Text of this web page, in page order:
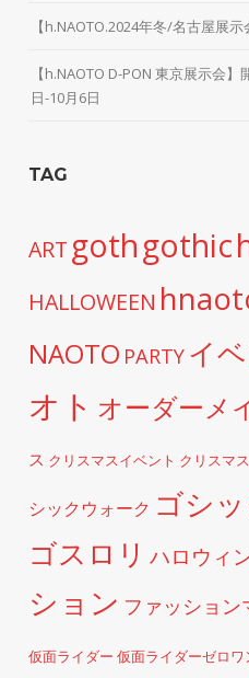
【h.NAOTO.2024年冬/名古屋展
【h.NAOTO D-PON 東京展示会
日-10月6日
TAG
ART gothgothic
HALLOWEEN
NAOTO PARTY イ
オト オーダーメ
ス クリスマスイベント クリスマ
シックウォーク ゴシ
ゴスロリ ハロウィ
ション ファッション
仮面ライダー 仮面ライダーゼロワ